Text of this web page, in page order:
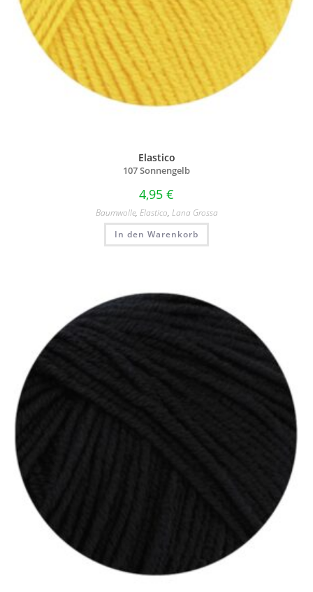
Elastico
107 Sonnengelb
4,95 €
Baumwolle, Elastico, Lana Grossa
In den Warenkorb